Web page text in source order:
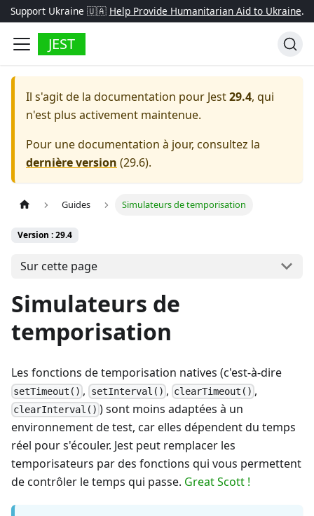
Support Ukraine 🇺🇦 Help Provide Humanitarian Aid to Ukraine.
JEST
Il s'agit de la documentation pour Jest29.4, qui
n'est plus activement maintenue.
Pour une documentation à jour, consultez la
dernière version (29.6).
Guides Simulateurs de temporisation
Version : 29.4
Sur cette page
Simulateurs de
temporisation
Les fonctions de temporisation natives (c'est-à-dire
setTimeout() , setInterval() , clearTimeout() ,
clearInterval() ) sont moins adaptées à un
environnement de test, car elles dépendent du temps
réel pour s'écouler. Jest peut remplacer les
temporisateurs par des fonctions qui vous permettent
de contrôler le temps qui passe. Great Scott !